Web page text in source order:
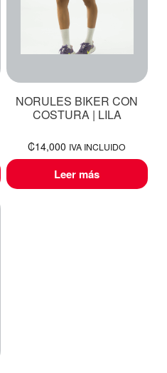
NORULES BIKER CON
COSTURA | LILA
₡14,000 IVA INCLUIDO
Leer más